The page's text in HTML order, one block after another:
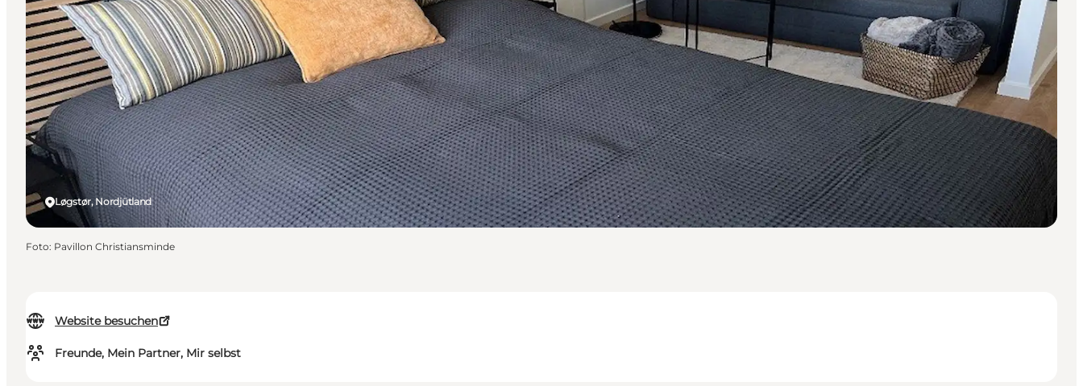
Website besuchen
Freunde, Mein Partner, Mir selbst
Løgstør, Nordjütland
Foto: Pavillon Christiansminde